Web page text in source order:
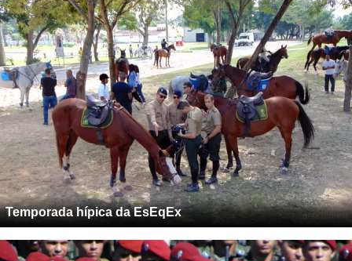
Temporada hípica da EsEqEx